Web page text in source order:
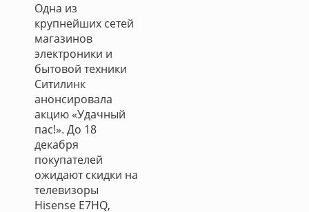
Одна из
крупнейших сетей
магазинов
электроники и
бытовой техники
Ситилинк
анонсировала
акцию «Удачный
пас!». До 18
декабря
покупателей
ожидают скидки на
телевизоры
Hisense E7HQ,